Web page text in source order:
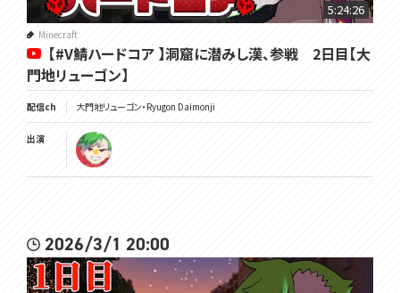
5:24:26
Minecraft
【#V鯖ハードコア 】洞窟に潜みし漢、参戦 2日目【大
門地リューゴン】
配信ch 大門地リューゴン・Ryugon Daimonji
出演
2026/3/1 20:00